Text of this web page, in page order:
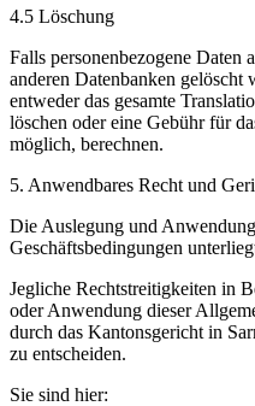
4.5 Löschung
Falls personenbezogene Daten
anderen Datenbanken gelöscht
entweder das gesamte
löschen oder eine Gebühr für
möglich, berechnen.
5. Anwendbares Recht und
Die Auslegung und
Geschäftsbedingungen
Jegliche Rechtstreitigkeiten in
oder Anwendung dieser
durch das Kantonsgericht in
zu entscheiden.
Sie sind hier: